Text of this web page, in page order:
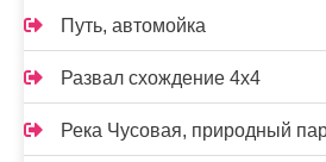
Путь, автомойка
Развал схождение 4х4
Река Чусовая, природный